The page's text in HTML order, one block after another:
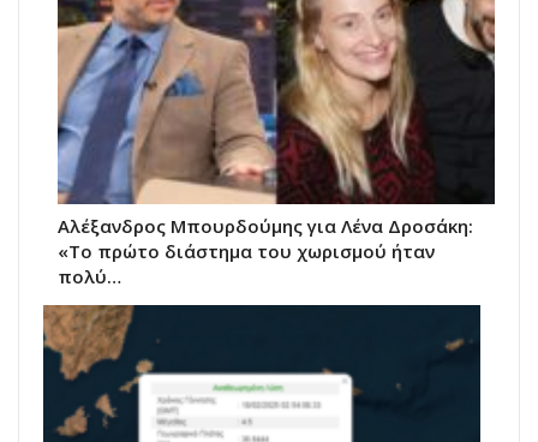
Αλέξανδρος Μπουρδούμης για Λένα Δροσάκη:
«Το πρώτο διάστημα του χωρισμού ήταν
πολύ…